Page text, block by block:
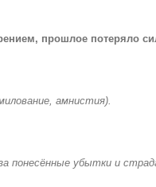
прошлое потеряло
амнистия).
понесённые убытки и